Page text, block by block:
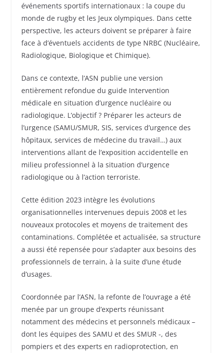
événements sportifs internationaux : la coupe du
monde de rugby et les Jeux olympiques. Dans cette
perspective, les acteurs doivent se préparer à faire
face à d’éventuels accidents de type NRBC (Nucléaire,
Radiologique, Biologique et Chimique).
Dans ce contexte, l’ASN publie une version
entièrement refondue du guide Intervention
médicale en situation d’urgence nucléaire ou
radiologique. L’objectif ? Préparer les acteurs de
l’urgence (SAMU/SMUR, SIS, services d’urgence des
hôpitaux, services de médecine du travail…) aux
interventions allant de l’exposition accidentelle en
milieu professionnel à la situation d’urgence
radiologique ou à l’action terroriste.
Cette édition 2023 intègre les évolutions
organisationnelles intervenues depuis 2008 et les
nouveaux protocoles et moyens de traitement des
contaminations. Complétée et actualisée, sa structure
a aussi été repensée pour s’adapter aux besoins des
professionnels de terrain, à la suite d’une étude
d’usages.
Coordonnée par l’ASN, la refonte de l’ouvrage a été
menée par un groupe d’experts réunissant
notamment des médecins et personnels médicaux –
dont les équipes des SAMU et des SMUR -, des
pompiers et des experts en radioprotection, en